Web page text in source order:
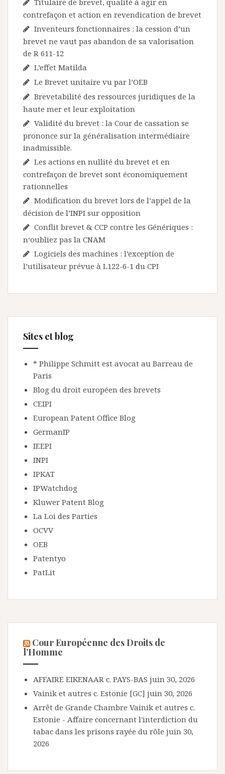
Titulaire de brevet, qualité à agir en
contrefaçon et action en revendication de brevet
Inventeurs fonctionnaires : la cession d’un
brevet ne vaut pas abandon de sa valorisation
de R 611-12
L’effet Matilda
Le Brevet unitaire vu par l’OEB
Brevetabilité des ressources juridiques de la
haute mer et leur exploitation
Validité du brevet : la Cour de cassation se
prononce sur la généralisation intermédiaire
inadmissible.
Les actions en nullité du brevet et en
contrefaçon de brevet sont économiquement
rationnelles
Modification du brevet lors de l’appel de la
décision de l’INPI sur opposition
Conflit brevet & CCP contre les Génériques :
n‘oubliez pas la CNAM
Logiciels des machines : l’exception de
l’utilisateur prévue à L122-6-1 du CPI
Sites et blog
* Philippe Schmitt est avocat au Barreau de
Paris
Blog du droit européen des brevets
CEIPI
European Patent Office Blog
GermanIP
IEEPI
INPI
IPKAT
IPWatchdog
Kluwer Patent Blog
La Loi des Parties
OCVV
OEB
Patentyo
PatLit
Cour Européenne des Droits de
l’Homme
AFFAIRE EIKENAAR c. PAYS-BAS juin 30, 2026
Vainik et autres c. Estonie [GC] juin 30, 2026
Arrêt de Grande Chambre Vainik et autres c.
Estonie - Affaire concernant l'interdiction du
tabac dans les prisons rayée du rôle juin 30,
2026